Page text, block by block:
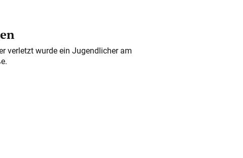
verletzt wurde ein Jugendlicher am